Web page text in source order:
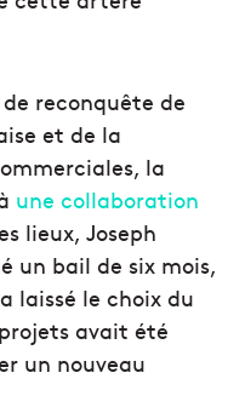
reconquête de
et de la
la
une collaboration
lieux, Joseph
un bail de six mois,
laissé le choix du
avait été
un nouveau